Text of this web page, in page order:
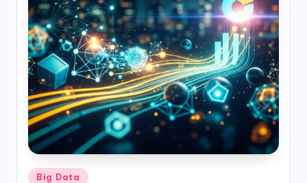
Publicado
Big Data